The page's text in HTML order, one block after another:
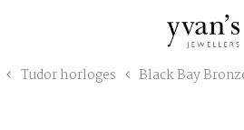
Tudor horloges Black Bay